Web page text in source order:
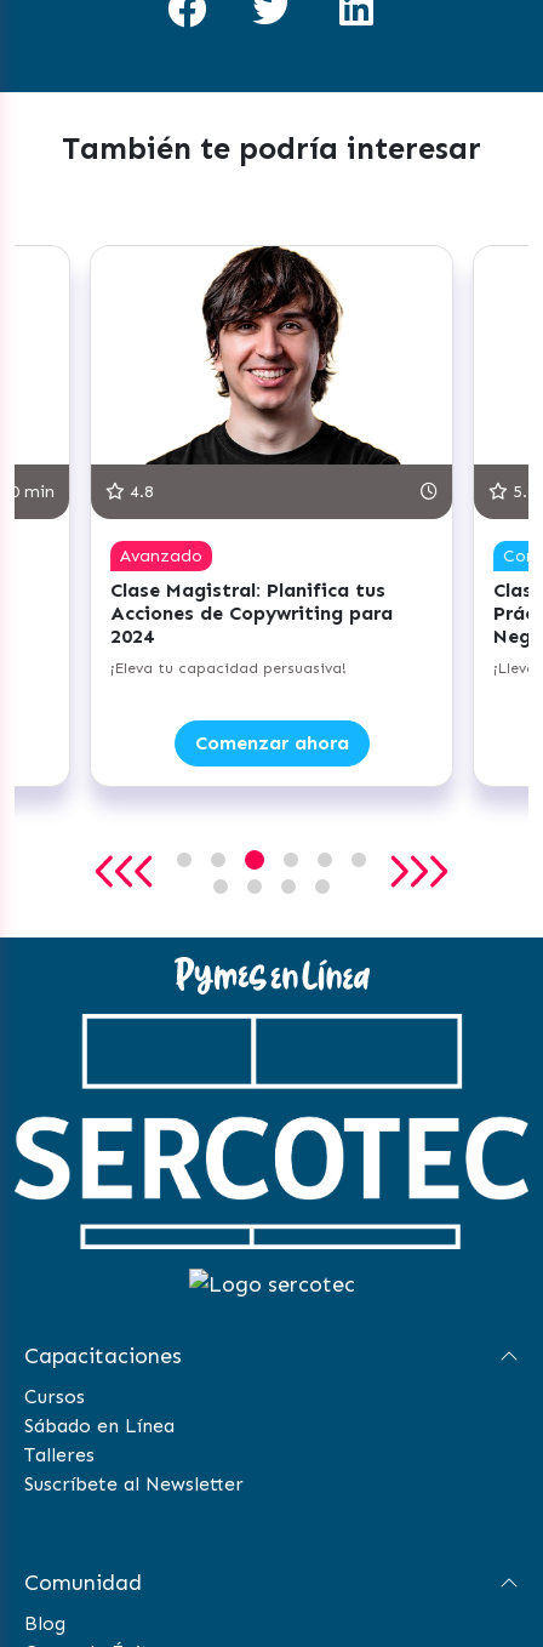
También te podría interesar
min 4.8
Avanzado
Clase Magistral: Planifica tus
Acciones de Copywriting para
2024
¡Eleva tu capacidad persuasiva!
Comenzar ahora
5.0
Capacitaciones
Cursos
Sábado en Línea
Talleres
Suscríbete al Newsletter
Comunidad
Blog